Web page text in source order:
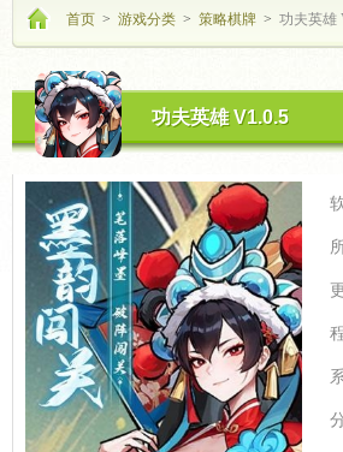
首页 > 游戏分类 > 策略棋牌 > 功夫英雄
功夫英雄 V1.0.5